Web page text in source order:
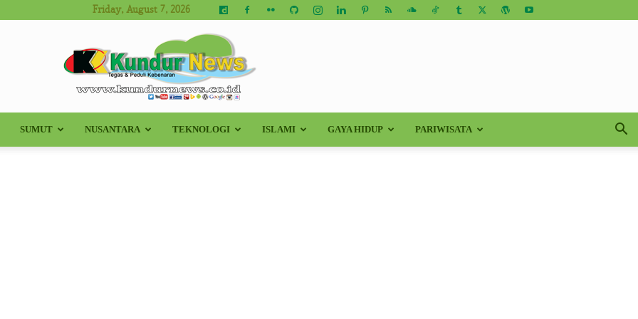
Friday, August 7, 2026
Kundur
SUMUT NUSANTARA TEKNOLOGI ISLAMI GAYA HIDUP PARIWISATA